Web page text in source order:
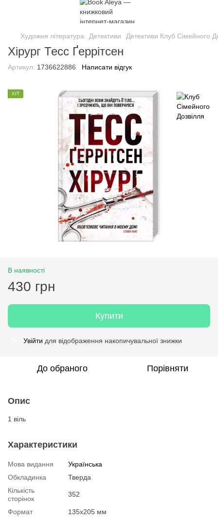
Художня література Детективи Детективи Клуб Сімейного
Хірург Тесс Ґеррітсен
Артикул: 1736622886 Написати відгук
ХІТ
В наявності
430 грн
Купити
Увійти для відображення накопичувальної знижки
До обраного Порівняти
Опис
1 віль
Характеристики
Мова видання
Українська
Обкладинка
Тверда
Кількість
сторінок
352
Формат
135х205 мм